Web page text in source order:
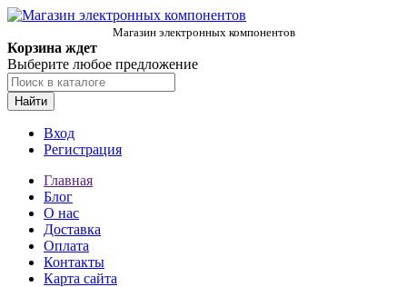
Магазин электронных компонентов
Корзина ждет
Выберите любое предложение
Найти
Вход
Регистрация
Главная
Блог
О нас
Доставка
Оплата
Контакты
Карта сайта